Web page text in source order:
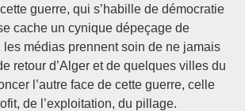
guerre, qui s’habille de démocratie
cache un cynique dépeçage de
les médias prennent soin de ne jamais
retour d’Alger et de quelques villes du
l’autre face de cette guerre, celle
de l’exploitation, du pillage.